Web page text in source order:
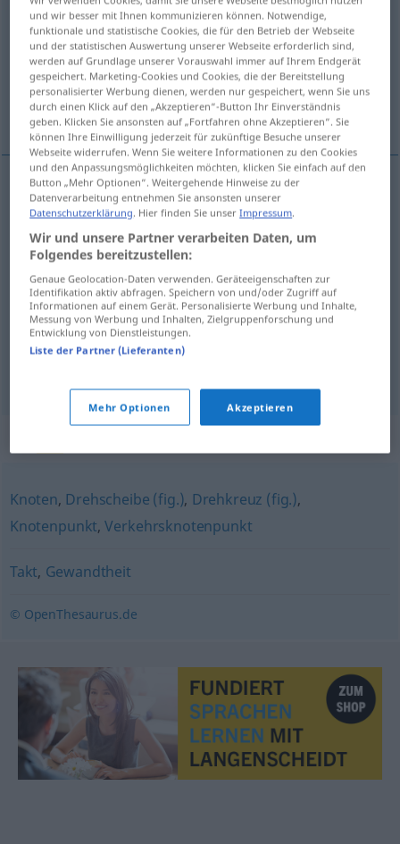
Übersicht aller Übersetzungen
(Für mehr Details die Übersetzung anklicken/antippen)
elevação, levantamento, inalação, curso,
carreira
elevaçãof Hub
levantamentom Hub
inalaçãof Hub MED
cursom Hub TECH
Knoten, Drehscheibe (fig.), Drehkreuz (fig.),
Knotenpunkt,Verkehrsknotenpunkt
Takt, Gewandtheit
© OpenThesaurus.de
und wir besser mit Ihnen kommunizieren können. Notwendige,
funktionale und statistische Cookies, die für den Betrieb der Webseite
und der statistischen Auswertung unserer Webseite erforderlich sind,
werden auf Grundlage unserer Vorauswahl immer auf Ihrem Endgerät
gespeichert. Marketing-Cookies und Cookies, die der Bereitstellung
personalisierter Werbung dienen, werden nur gespeichert, wenn Sie uns
durch einen Klick auf den „Akzeptieren“-Button Ihr Einverständnis
geben. Klicken Sie ansonsten auf „Fortfahren ohne Akzeptieren“. Sie
können Ihre Einwilligung jederzeit für zukünftige Besuche unserer
Webseite widerrufen. Wenn Sie weitere Informationen zu den Cookies
und den Anpassungsmöglichkeiten möchten, klicken Sie einfach auf den
Button „Mehr Optionen“. Weitergehende Hinweise zu der
Datenverarbeitung entnehmen Sie ansonsten unserer
Datenschutzerklärung. Hier finden Sie unserImpressum.
Wir und unsere Partner verarbeiten Daten, um
Folgendes bereitzustellen:
Genaue Geolocation-Daten verwenden. Geräteeigenschaften zur
Identifikation aktiv abfragen. Speichern von und/oder Zugriff auf
Informationen auf einem Gerät. Personalisierte Werbung und Inhalte,
Messung von Werbung und Inhalten, Zielgruppenforschung und
Entwicklung von Dienstleistungen.
Liste der Partner (Lieferanten)
Mehr Optionen Akzeptieren